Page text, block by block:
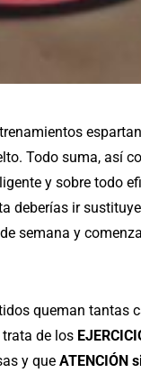
Todo suma, así
y sobre todo
deberías ir
semana y
queman tantas
de los
y que ATENCIÓN